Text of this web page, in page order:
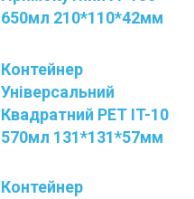
650мл 210*110*42мм
Контейнер
Універсальний
Квадратний PET IT-10
570мл 131*131*57мм
Контейнер